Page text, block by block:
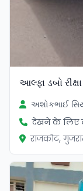
આલ્ફા ડબો
અશોકભાઈ
देखने के लिए
राजकोट,